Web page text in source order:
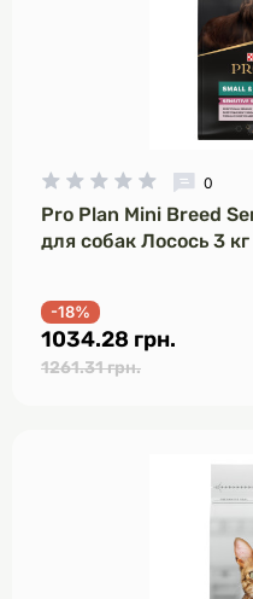
0
Pro Plan Mini Breed
для собак Лосось 3 кг
-18%
1034.28 грн.
1261.31 грн.